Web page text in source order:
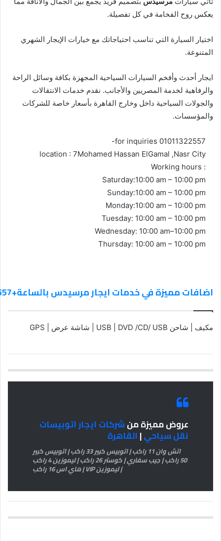
يعكس روح الفخامة في كل تفصيلة.
اختيار السيارة التي تناسب احتياجاتك مع خيارات الإيجار الشهري
المتنوعة.
ايجار أحدث وأفخم السيارات السياحية المجهزة بكافة وسائل الراحة
والرفاهية لخدمة المصريين والأجانب. نقدم خدمات الانتقالات
والجولات السياحية داخل وخارج القاهرة بأسعار خاصة للشركات
والمؤسسات.
-for inquiries 01011322557
location : 7Mohamed Hassan ElGamal ,Nasr City
Working hours :
Saturday:10:00 am – 10:00 pm
Sunday:10:00 am – 10:00 pm
Monday:10:00 am – 10:00 pm
Tuesday: 10:00 am – 10:00 pm
Wednesday: 10:00 am–10:00 pm
Thursday: 10:00 am – 10:00 pm
اضافات مميزة في خدمات ايجار مرسيدس بالساعة+0201011322557
مكيف | شاحن USB | DVD /CD/ USB | شاشة عرض | GPS
عروض مميزة منشركات ايجار اتوبيسات
نقل سياحي|القاهرة
اتش وان 11 راكب | اتوبيس كبير 33 راكب | اتوبيس كبير
50 راكب | جيب سفاري | كوستر 26 راكب | ليموزين 4 راكب
| ليموزين VIP | هاي اس 16 راكب